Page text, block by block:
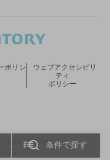
条件で探す
LIMITED.
ポリシ
ウェブアクセシビリ
ティ
ポリシー
しいウィンドウで開く